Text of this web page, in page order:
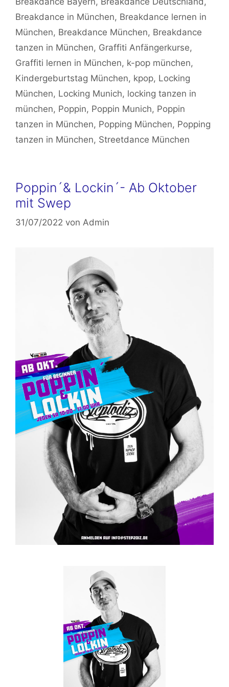
Breakdance in München, Breakdance lernen in
München, Breakdance München, Breakdance
tanzen in München, Graffiti Anfängerkurse,
Graffiti lernen in München, k-pop münchen,
Kindergeburtstag München, kpop, Locking
München, Locking Munich, locking tanzen in
münchen, Poppin, Poppin Munich, Poppin
tanzen in München, Popping München, Popping
tanzen in München, Streetdance München
Poppin´& Lockin´- Ab Oktober
mit Swep
31/07/2022 von Admin